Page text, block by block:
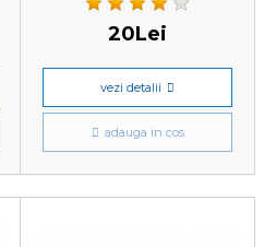
20Lei
vezi detalii
adauga in cos